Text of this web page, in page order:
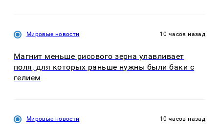
Мировые новости 10 часов назад
Магнит меньше рисового зерна улавливает
поля, для которых раньше нужны были баки с
гелием
Мировые новости 10 часов назад